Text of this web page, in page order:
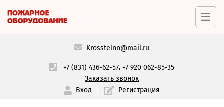
Krosstelnn@mail.ru
+7 (831) 436-62-57,+7 920 062-85-35
Заказать звонок
Вход
Регистрация